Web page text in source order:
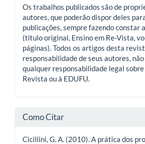
Os trabalhos publicados são de
autores, que poderão dispor deles
publicações, sempre fazendo constar
(título original, Ensino em Re-Vista,
páginas). Todos os artigos desta
responsabilidade de seus autores,
qualquer responsabilidade legal
Revista ou à EDUFU.
Como Citar
Cicillini, G. A. (2010). A prática dos